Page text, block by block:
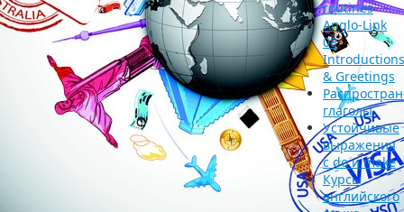
routines
Anglo-Link
08
Introductions
& Greetings
глаголы
Устойчивые
выражения
с do и make
Курсы
английского